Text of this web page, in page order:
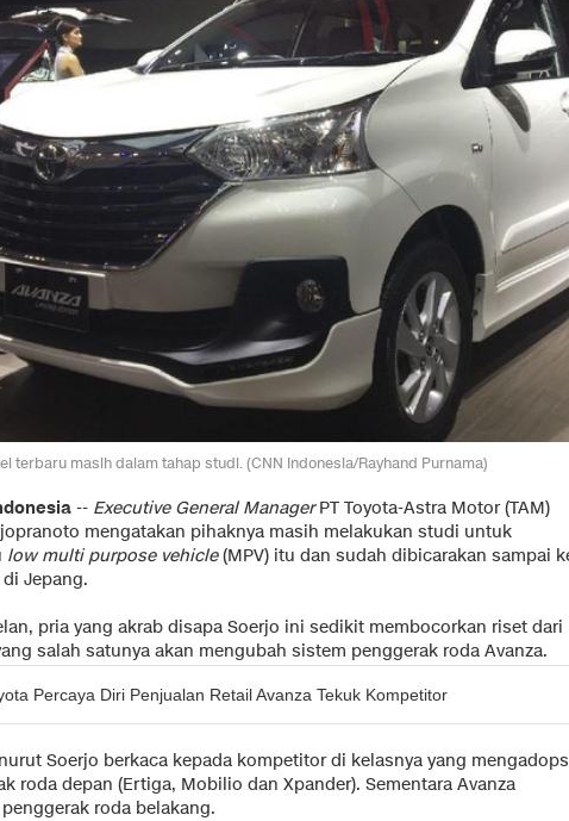
terbaru masih dalam tahap studi. (CNN Indonesia/Rayhand Purnama)
-- Executive General ManagerPT Toyota-Astra Motor (TAM)
mengatakan pihaknya masih melakukan studi untuk
low multi purpose vehicle(MPV) itu dan sudah dibicarakan sampai
Jepang.
pria yang akrab disapa Soerjo ini sedikit membocorkan riset dari
salah satunya akan mengubah sistem penggerak roda Avanza.
Percaya Diri Penjualan Retail Avanza Tekuk Kompetitor
Soerjo berkaca kepada kompetitor di kelasnya yang
roda depan (Ertiga, Mobilio dan Xpander). Sementara Avanza
roda belakang.